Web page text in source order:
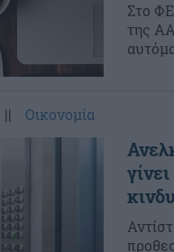
Στο
της
|| Οικονομία